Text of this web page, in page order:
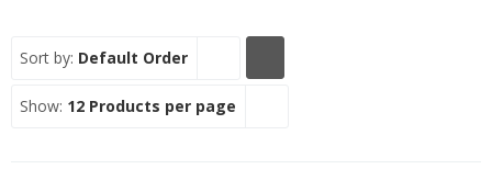
Sort by: Default Order
Show: 12 Products per page